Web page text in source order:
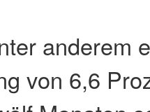
anderem
von 6,6